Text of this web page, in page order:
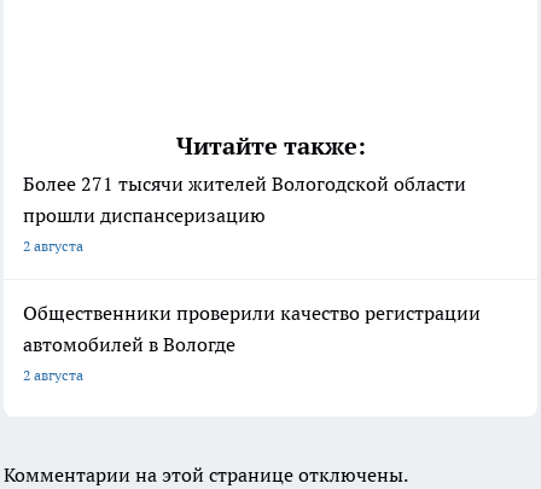
Читайте также:
Более 271 тысячи жителей Вологодской области
прошли диспансеризацию
2 августа
Общественники проверили качество регистрации
автомобилей в Вологде
2 августа
Комментарии на этой странице отключены.